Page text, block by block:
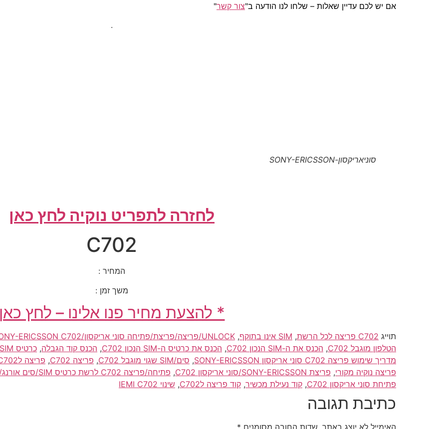
אם יש לכם עדיין שאלות – שלחו לנו הודעה ב"צור קשר"
.
סוניאריקסון-SONY-ERICSSON
לחזרה לתפריט נוקיה לחץ כאן
C702
המחיר :
משך זמן :
* להצעת מחיר פנו אלינו – לחץ
תוייג C702 פריצה לכל הרשת , SIM אינו בתוקף , UNLOCK/פריצה/פריצת/פתיחה סוני אריקסון/SONY-ERICSSON C702 לסיםפריי/סים פריי/simfree
הטלפון מוגבל C702
, הכנס את ה-SIM הנכון C702 , הכנס את כרטיס ה-SIM הנכון C702 , הכנס קוד הגבלה, כרטיס SIM/סים אינו בתוקף C702
מדריך שימוש פריצה C702 סוני אריקסון SONY-ERICSSON
, סים/SIM שגוי מוגבל C702 , פריצה C702 , פריצה לC702
פריצה נוקיה מקורי, פריצת SONY-ERICSSON/סוני אריקסון C702 , פתיחה/פריצה C702 לרשת כרטיס SIM/סים אורנג/סלקום/פלאפון לחול/לארה"ב/תאילנד/טיול/אירופה
פתיחת סוני אריקסון C702
, קוד נעילת מכשיר, קוד פריצה לC702 , שינוי IEMI C702
כתיבת תגובה